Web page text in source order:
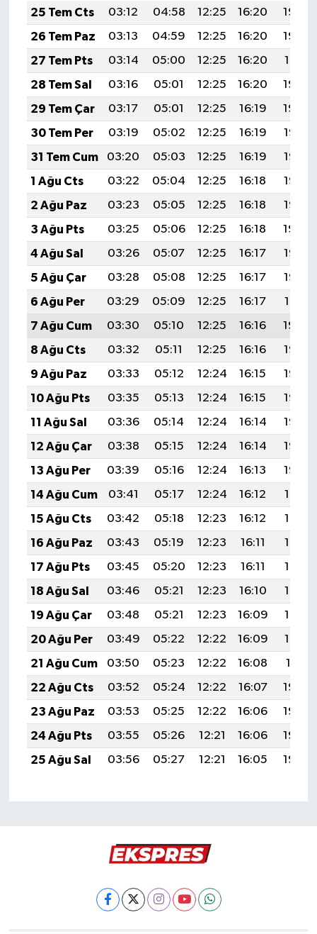
25 Tem Cts
03:12 04:58 12:25 16:20
19:43
26 Tem Paz
03:13 04:59 12:25 16:20
19:42
27 Tem Pts
03:14 05:00 12:25 16:20
19:41
28 Tem Sal
03:16 05:01 12:25 16:20
19:40
29 Tem Çar
03:17 05:01 12:25 16:19
19:39
30 Tem Per
03:19 05:02 12:25 16:19
19:38
31 Tem Cum
03:20 05:03 12:25 16:19
19:37
1 Ağu Cts
03:22 05:04 12:25 16:18
19:36
2 Ağu Paz
03:23 05:05 12:25 16:18
19:35
3 Ağu Pts
03:25 05:06 12:25 16:18
19:34
4 Ağu Sal
03:26 05:07 12:25 16:17
19:33
5 Ağu Çar
03:28 05:08 12:25 16:17
19:32
6 Ağu Per
03:29 05:09 12:25 16:17
19:31
7 Ağu Cum
03:30 05:10 12:25 16:16
19:29
8 Ağu Cts
03:32 05:11 12:25 16:16
19:28
9 Ağu Paz
03:33 05:12 12:24 16:15
19:27
10 Ağu Pts
03:35 05:13 12:24 16:15
19:26
11 Ağu Sal
03:36 05:14 12:24 16:14
19:25
12 Ağu Çar
03:38 05:15 12:24 16:14
19:23
13 Ağu Per
03:39 05:16 12:24 16:13
19:22
14 Ağu Cum
03:41 05:17 12:24 16:12
19:21
15 Ağu Cts
03:42 05:18 12:23 16:12
19:19
16 Ağu Paz
03:43 05:19 12:23 16:11
19:18
17 Ağu Pts
03:45 05:20 12:23 16:11
19:17
18 Ağu Sal
03:46 05:21 12:23 16:10
19:15
19 Ağu Çar
03:48 05:21 12:23 16:09
19:14
20 Ağu Per
03:49 05:22 12:22 16:09
19:12
21 Ağu Cum
03:50 05:23 12:22 16:08
19:11
22 Ağu Cts
03:52 05:24 12:22 16:07
19:09
23 Ağu Paz
03:53 05:25 12:22 16:06
19:08
24 Ağu Pts
03:55 05:26 12:21 16:06
19:06
25 Ağu Sal
03:56 05:27 12:21 16:05 19:05
Sağlık
Şaphane
Simav
Spor
Tavşanlı
Teknoloji
Türkiye
Video Galeri
Yaşam
Yemek Tarifleri